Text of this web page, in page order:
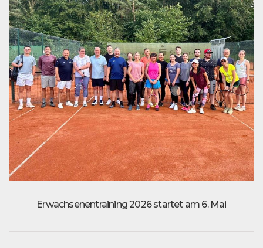
Erwachsenentraining 2026 startet am 6. Mai